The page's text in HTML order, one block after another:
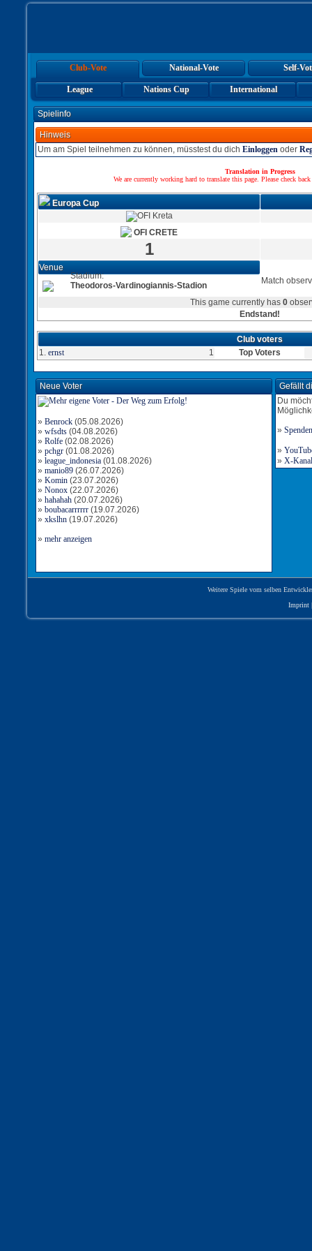
Club-Vote National-Vote Self-
League Nations Cup International
Spielinfo
Hinweis
Um am Spiel teilnehmen zu können, müsstest du dich Einloggen oder
Translation in Progress
We are currently working hard to translate this page. Please check
Europa Cup
OFI CRETE
1
Venue
Stadium:
Theodoros-Vardinogiannis-Stadion
Match
This game currently has 0
Endstand!
Club voters
1. ernst 1 Top Voters
Neue Voter
» Benrock (05.08.2026)
» wfsdts (04.08.2026)
» Rolfe (02.08.2026)
» pchgr (01.08.2026)
» league_indonesia (01.08.2026)
» manio89 (26.07.2026)
» Komin (23.07.2026)
» Nonox (22.07.2026)
» hahahah (20.07.2026)
» boubacarrrrrr (19.07.2026)
» xkslhn (19.07.2026)
» mehr anzeigen
Gefällt
Du
» Spenden
»
» X-
Weitere Spiele vom selben
Imprint